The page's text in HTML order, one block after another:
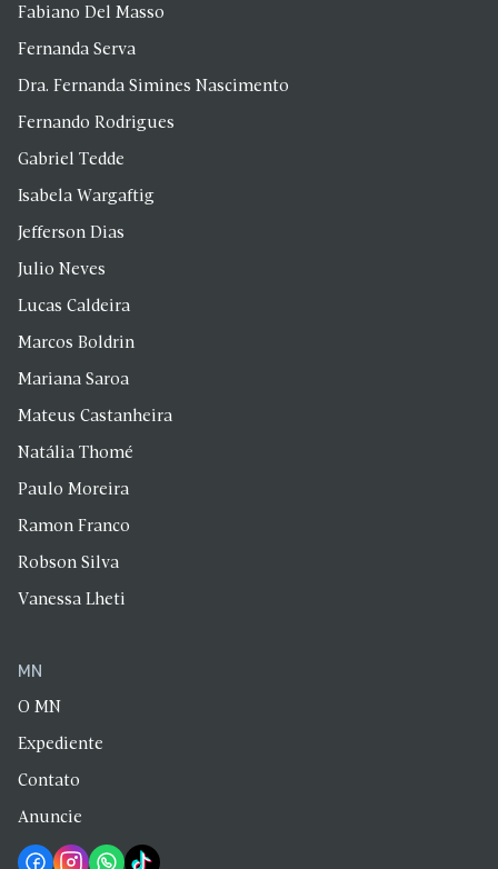
Fabiano Del Masso
Fernanda Serva
Dra. Fernanda Simines Nascimento
Fernando Rodrigues
Gabriel Tedde
Isabela Wargaftig
Jefferson Dias
Julio Neves
Lucas Caldeira
Marcos Boldrin
Mariana Saroa
Mateus Castanheira
Natália Thomé
Paulo Moreira
Ramon Franco
Robson Silva
Vanessa Lheti
MN
O MN
Expediente
Contato
Anuncie